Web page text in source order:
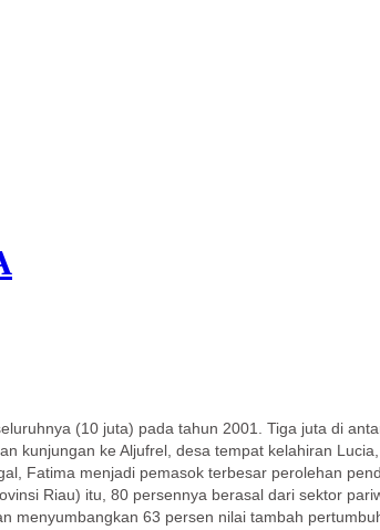
(10 juta) pada tahun 2001. Tiga juta di
kunjungan ke Aljufrel, desa tempat kelahiran
Fatima menjadi pemasok terbesar perolehan
Riau) itu, 80 persennya berasal dari sektor
menyumbangkan 63 persen nilai tambah